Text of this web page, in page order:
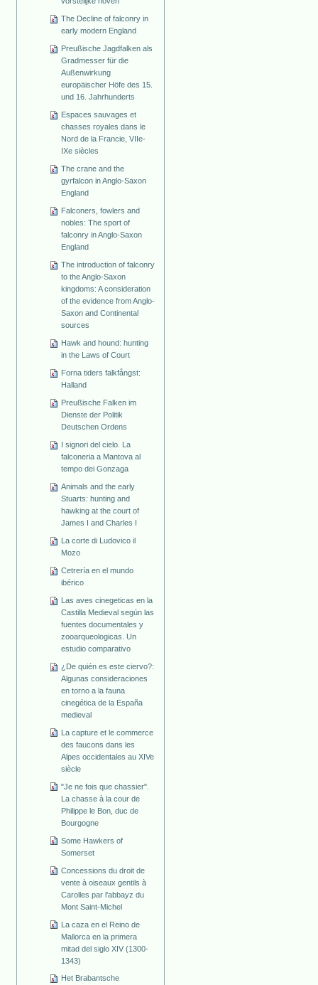
The Decline of falconry in
early modern England
Preußische Jagdfalken als
Gradmesser für die
Außenwirkung
europäischer Höfe des 15.
und 16. Jahrhunderts
Espaces sauvages et
chasses royales dans le
Nord de la Francie, VIIe-
IXe siècles
The crane and the
gyrfalcon in Anglo-Saxon
England
Falconers, fowlers and
nobles: The sport of
falconry in Anglo-Saxon
England
The introduction of falconry
to the Anglo-Saxon
kingdoms: A consideration
of the evidence from Anglo-
Saxon and Continental
sources
Hawk and hound: hunting
in the Laws of Court
Forna tiders falkfångst:
Halland
Preußische Falken im
Dienste der Politik
Deutschen Ordens
I signori del cielo. La
falconeria a Mantova al
tempo dei Gonzaga
Animals and the early
Stuarts: hunting and
hawking at the court of
James I and Charles I
La corte di Ludovico il
Mozo
Cetrería en el mundo
ibérico
Las aves cinegeticas en la
Castilla Medieval según las
fuentes documentales y
zooarqueologicas. Un
estudio comparativo
¿De quién es este ciervo?:
Algunas consideraciones
en torno a la fauna
cinegética de la España
medieval
La capture et le commerce
des faucons dans les
Alpes occidentales au XIVe
siècle
"Je ne fois que chassier".
La chasse à la cour de
Philippe le Bon, duc de
Bourgogne
Some Hawkers of
Somerset
Concessions du droit de
vente à oiseaux gentils à
Carolles par l'abbayz du
Mont Saint-Michel
La caza en el Reino de
Mallorca en la primera
mitad del siglo XIV (1300-
1343)
Het Brabantsche